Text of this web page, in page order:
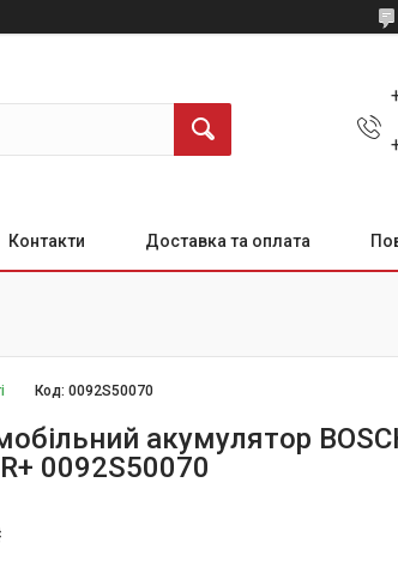
Контакти Доставка та оплата
Код:0092S50070
акумулятор
0092S50070